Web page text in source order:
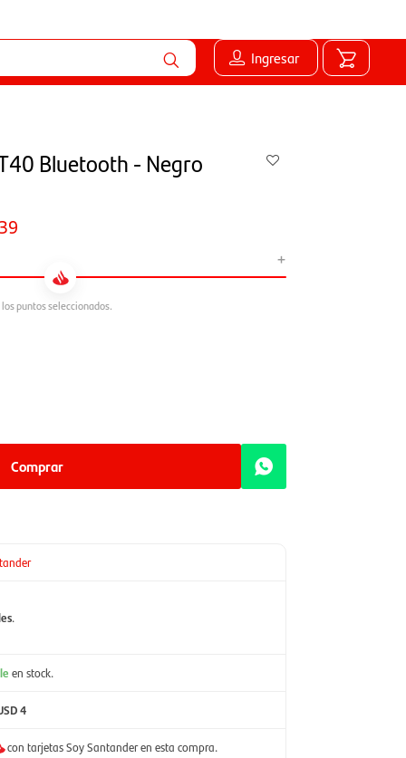
Ingresar
Bluetooth - Negro
+
Comprar
.
en stock.
4
con tarjetas Soy Santander en esta compra.